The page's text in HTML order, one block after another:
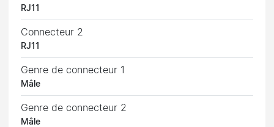
RJ11
Connecteur 2
RJ11
Genre de connecteur 1
Mâle
Genre de connecteur 2
Mâle